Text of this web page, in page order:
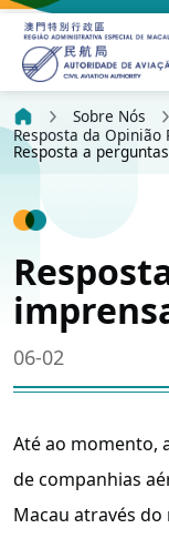
Sobre Nós
Resposta da Opinião
Resposta a
06-02
Até ao momento,
de companhias
Macau através do